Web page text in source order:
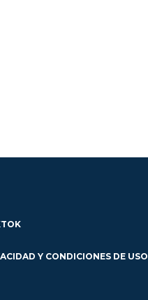
Y CONDICIONES DE USO